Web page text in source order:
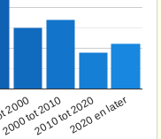
2000 tot 20102010 tot 20202020 en later